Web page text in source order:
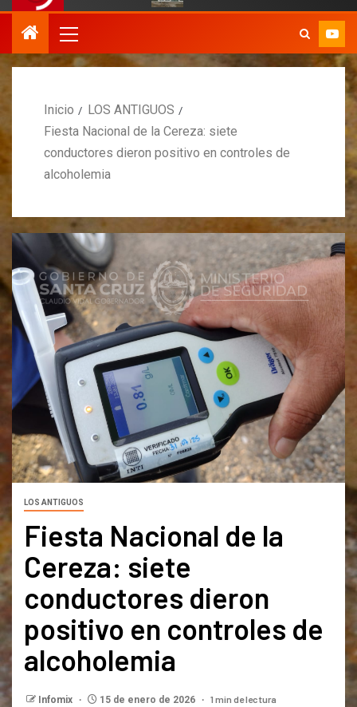
Inicio
LOS ANTIGUOS
Fiesta Nacional de la Cereza: siete
conductores dieron positivo en controles de
alcoholemia
LOS ANTIGUOS
Fiesta Nacional de la
Cereza: siete
conductores dieron
positivo en controles de
alcoholemia
Infomix 15 de enero de 2026 1 min de lectura